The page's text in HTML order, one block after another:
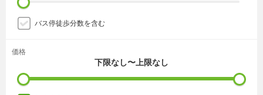
バス停徒歩分数を含む
価格
下限なし〜上限なし